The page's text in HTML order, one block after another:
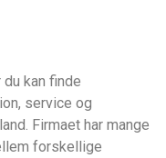
kan finde
service og
Firmaet har mange
forskellige